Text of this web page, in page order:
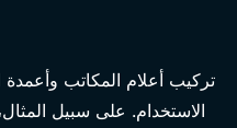
تركيب أعلام المكاتب
الاستخدام. على سبيل